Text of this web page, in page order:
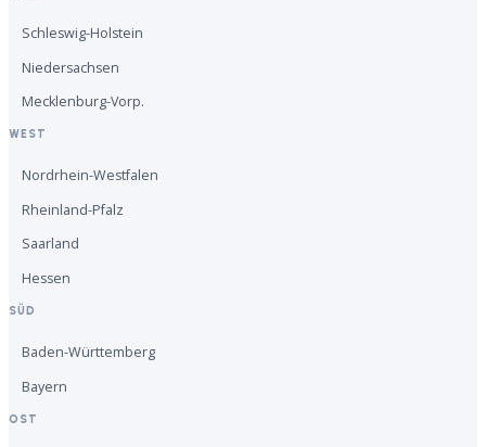
Schleswig-Holstein
Niedersachsen
Mecklenburg-Vorp.
WEST
Nordrhein-Westfalen
Rheinland-Pfalz
Saarland
Hessen
SÜD
Baden-Württemberg
Bayern
OST